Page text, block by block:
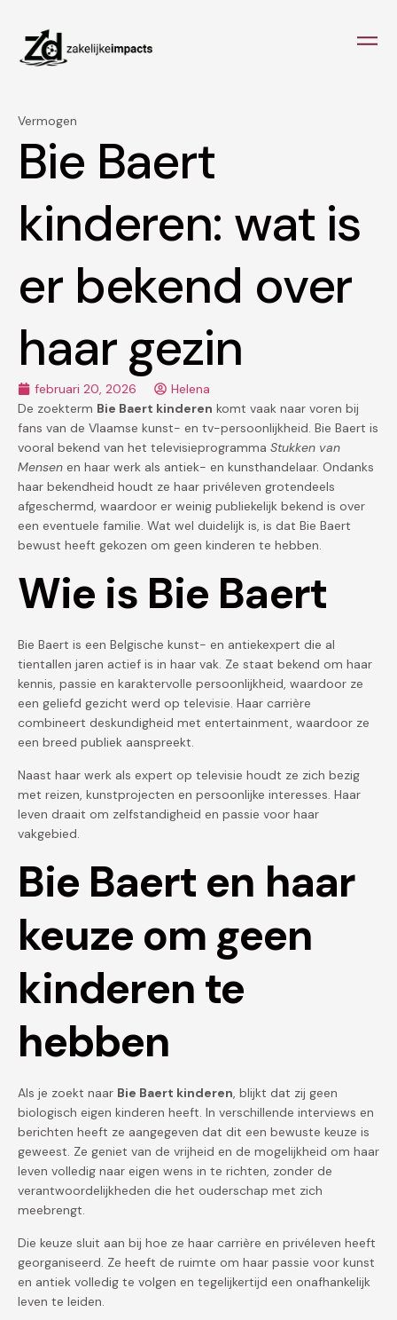
Vermogen
Bie Baert
kinderen: wat is
er bekend over
haar gezin
februari 20, 2026
Helena
De zoekterm Bie Baert kinderen komt vaak naar voren bij
fans van de Vlaamse kunst- en tv-persoonlijkheid. Bie Baert is
vooral bekend van het televisieprogramma Stukken van
Mensen en haar werk als antiek- en kunsthandelaar. Ondanks
haar bekendheid houdt ze haar privéleven grotendeels
afgeschermd, waardoor er weinig publiekelijk bekend is over
een eventuele familie. Wat wel duidelijk is, is dat Bie Baert
bewust heeft gekozen om geen kinderen te hebben.
Wie is Bie Baert
Bie Baert is een Belgische kunst- en antiekexpert die al
tientallen jaren actief is in haar vak. Ze staat bekend om haar
kennis, passie en karaktervolle persoonlijkheid, waardoor ze
een geliefd gezicht werd op televisie. Haar carrière
combineert deskundigheid met entertainment, waardoor ze
een breed publiek aanspreekt.
Naast haar werk als expert op televisie houdt ze zich bezig
met reizen, kunstprojecten en persoonlijke interesses. Haar
leven draait om zelfstandigheid en passie voor haar
vakgebied.
Bie Baert en haar
keuze om geen
kinderen te
hebben
Als je zoekt naar Bie Baert kinderen, blijkt dat zij geen
biologisch eigen kinderen heeft. In verschillende interviews en
berichten heeft ze aangegeven dat dit een bewuste keuze is
geweest. Ze geniet van de vrijheid en de mogelijkheid om haar
leven volledig naar eigen wens in te richten, zonder de
verantwoordelijkheden die het ouderschap met zich
meebrengt.
Die keuze sluit aan bij hoe ze haar carrière en privéleven heeft
georganiseerd. Ze heeft de ruimte om haar passie voor kunst
en antiek volledig te volgen en tegelijkertijd een onafhankelijk
leven te leiden.